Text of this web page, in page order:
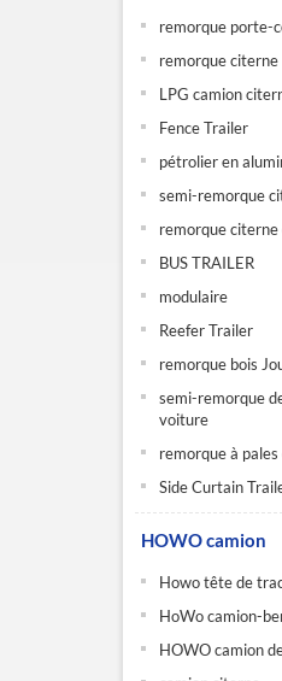
remorque porte-
remorque citerne
LPG camion
Fence Trailer
pétrolier en
semi-remorque
remorque
BUS TRAILER
modulaire
Reefer Trailer
remorque bois
semi-remorque
voiture
remorque à pales
Side Curtain
HOWO camion
Howo tête de
HoWo camion-
HOWO camion